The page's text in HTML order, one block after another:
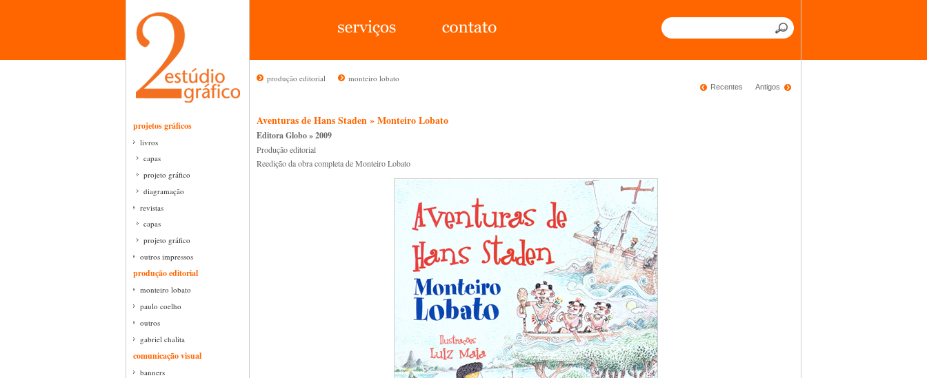
projetos gráficos
livros
capas
projeto gráfico
diagramação
revistas
capas
projeto gráfico
outros impressos
produção editorial
monteiro lobato
paulo coelho
outros
gabriel chalita
comunicação visual
banners
produção editorial monteiro lobato
Recentes Antigos
Aventuras de Hans Staden » Monteiro Lobato
Editora Globo » 2009
Produção editorial
Reedição da obra completa de Monteiro Lobato